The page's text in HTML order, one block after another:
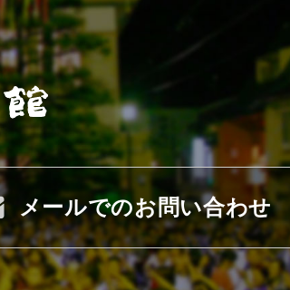
メールでのお問い合わせ